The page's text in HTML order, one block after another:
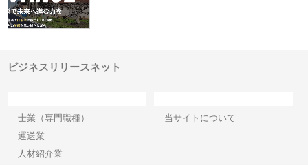
ビジネスリリースネット
士業（専門職種）
運送業
人材紹介業
当サイトについて